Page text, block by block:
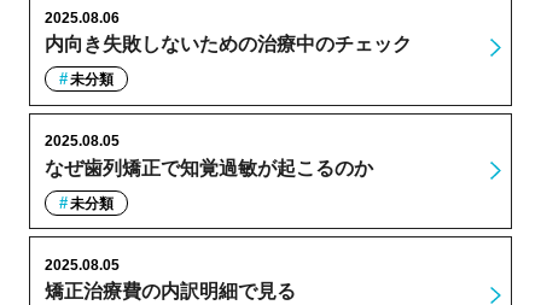
内向き失敗しないための治療中のチェック
2025.08.06
未分類
なぜ歯列矯正で知覚過敏が起こるのか
2025.08.05
未分類
矯正治療費の内訳明細で見る
2025.08.05